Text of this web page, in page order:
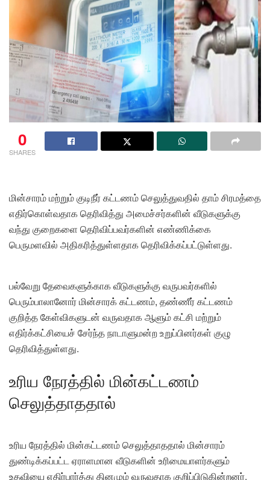
0
SHARES
மின்சாரம் மற்றும் குடிநீர் கட்டணம் செலுத்துவதில் தாம் சிரமத்தை
எதிர்கொள்வதாக தெரிவித்து அமைச்சர்களின் வீடுகளுக்கு
வந்து குறைகளை தெரிவிப்பவர்களின் எண்ணிக்கை
பெருமளவில் அதிகரித்துள்ளதாக தெரிவிக்கப்பட்டுள்ளது.
பல்வேறு தேவைகளுக்காக வீடுகளுக்கு வருபவர்களில்
பெரும்பாலானோர் மின்சாரக் கட்டணம், தண்ணீர் கட்டணம்
குறித்த கேள்விகளுடன் வருவதாக ஆளும் கட்சி மற்றும்
எதிர்க்கட்சியைச் சேர்ந்த நாடாளுமன்ற உறுப்பினர்கள் குழு
தெரிவித்துள்ளது.
உரிய நேரத்தில் மின்கட்டணம்
செலுத்தாததால்
உரிய நேரத்தில் மின்கட்டணம் செலுத்தாததால் மின்சாரம்
துண்டிக்கப்பட்ட ஏராளமான வீடுகளின் உரிமையாளர்களும்
உதவியை எதிர்பார்த்து தினமும் வருவதாக குறிப்பிடுகின்றனர்.